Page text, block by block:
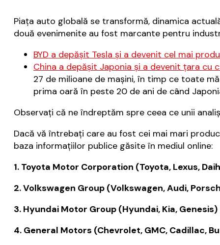
Piaţa auto globală se transformă, dinamica
două evenimenite au fost marcante pentru
BYD a depăşit Tesla şi a devenit cel mai
China a depăşit Japonia şi a devenit ţara cu
27 de milioane de maşini, în timp ce toate
prima oară în peste 20 de ani de când
Observaţi că ne îndreptăm spre ceea ce unii
Dacă vă întrebaţi care au fost cei mai mari
baza informaţiilor publice găsite în mediul online:
1. Toyota Motor Corporation (Toyota, Lexus,
2. Volkswagen Group (Volkswagen, Audi,
3. Hyundai Motor Group (Hyundai, Kia, Genesis)
4. General Motors (Chevrolet, GMC, Cadillac,